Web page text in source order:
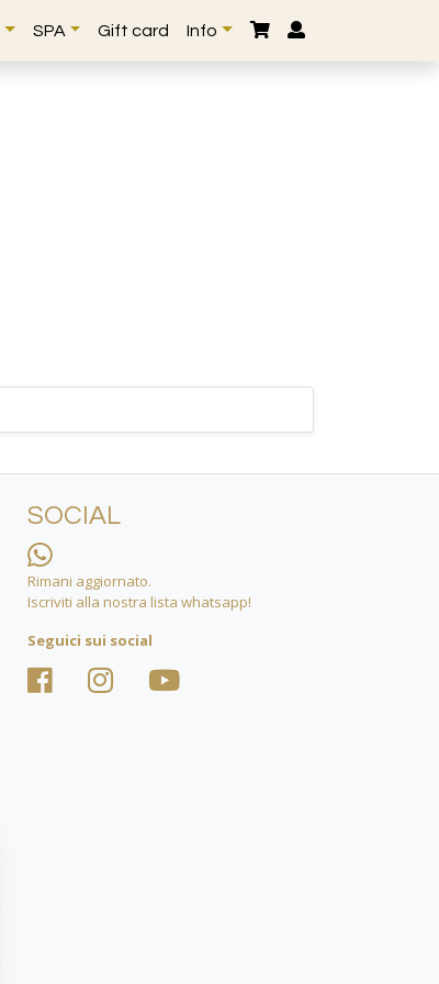
SPA Gift card Info
SOCIAL
Rimani aggiornato.
Iscriviti alla nostra lista whatsapp!
Seguici sui social